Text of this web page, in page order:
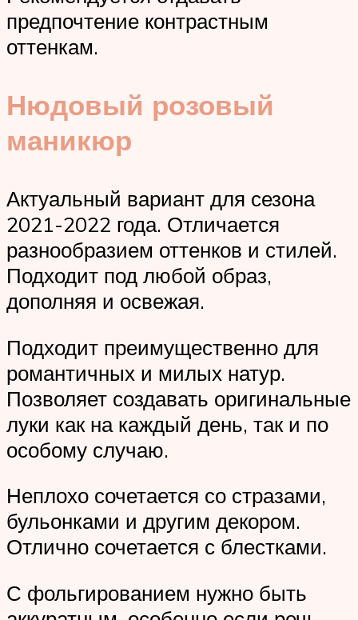
предпочтение контрастным
оттенкам.
Нюдовый розовый
маникюр
Актуальный вариант для сезона
2021-2022 года. Отличается
разнообразием оттенков и стилей.
Подходит под любой образ,
дополняя и освежая.
Подходит преимущественно для
романтичных и милых натур.
Позволяет создавать оригинальные
луки как на каждый день, так и по
особому случаю.
Неплохо сочетается со стразами,
бульонками и другим декором.
Отлично сочетается с блестками.
С фольгированием нужно быть